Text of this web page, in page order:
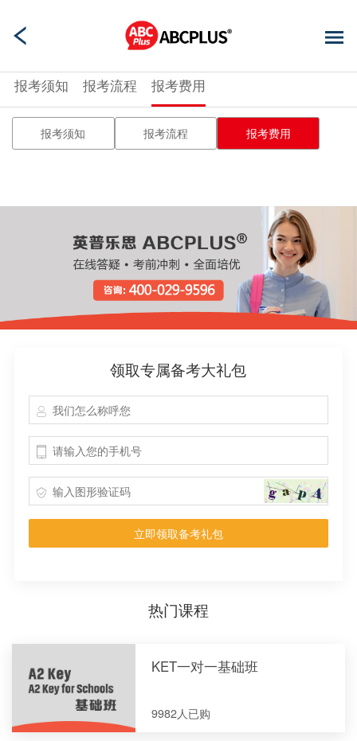
报考须知 报考流程 报考费用
报考须知 报考流程 报考费用
领取专属备考大礼包
立即领取备考礼包
热门课程
KET一对一基础班
9982人已购